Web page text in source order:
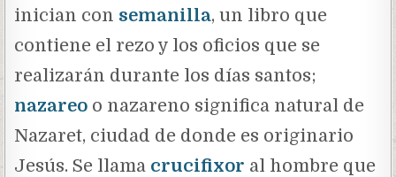
inician con semanilla, un libro que
contiene el rezo y los oficios que se
realizarán durante los días santos;
nazareo o nazareno significa natural de
Nazaret, ciudad de donde es originario
Jesús. Se llama crucifixor al hombre que